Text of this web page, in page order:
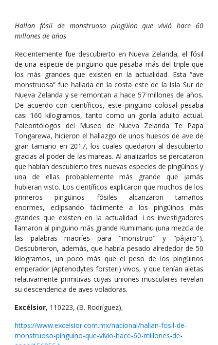
Hallan fósil de monstruoso pingüino que vivió hace 60
millones de años
Recientemente fue descubierto en Nueva Zelanda, el fósil
de una especie de pingüino que pesaba más del triple que
los más grandes que existen en la actualidad. Esta “ave
monstruosa” fue hallada en la costa este de la Isla Sur de
Nueva Zelanda y se remontan a hace 57 millones de años.
De acuerdo con científicos, este pingüino colosal pesaba
casi 160 kilogramos, tanto como un gorila adulto actual.
Paleontólogos del Museo de Nueva Zelanda Te Papa
Tongarewa, hicieron el hallazgo de unos huesos de ave de
gran tamaño en 2017, los cuales quedaron al descubierto
gracias al poder de las mareas. Al analizarlos se percataron
que habían descubierto tres nuevas especies de pingüinos y
una de ellas probablemente más grande que jamás
hubieran visto. Los científicos explicaron que muchos de los
primeros pingüinos fósiles alcanzaron tamaños
enormes, eclipsando fácilmente a los pingüinos más
grandes que existen en la actualidad. Los investigadores
llamaron al pingüino más grande Kumimanu (una mezcla de
las palabras maoríes para "monstruo" y "pájaro").
Descubrieron, además, que habría pesado alrededor de 50
kilogramos, un poco más que el peso de los pingüinos
emperador (Aptenodytes forsteri) vivos, y que tenían aletas
relativamente primitivas cuyas uniones musculares revelan
su descendencia de aves voladoras.
Excélsior, 110223, (B. Rodríguez),
https://www.excelsior.com.mx/nacional/hallan-fosil-de-
monstruoso-pinguino-que-vivio-hace-60-millones-de-